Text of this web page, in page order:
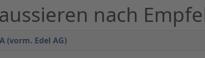
nach
(vorm. Edel AG)